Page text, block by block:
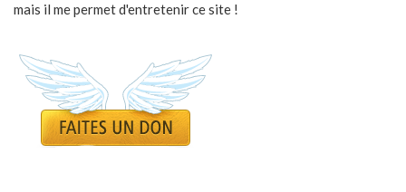
mais il me permet d'entretenir ce site !